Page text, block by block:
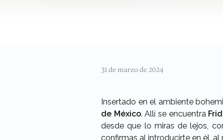
31 de marzo de 2024
Insertado en el ambiente
de México. Allí se encuentra
desde que lo miras de lejos,
confirmas al introducirte en él, al